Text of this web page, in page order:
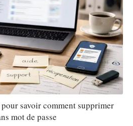
savoir comment supprimer
mot de passe